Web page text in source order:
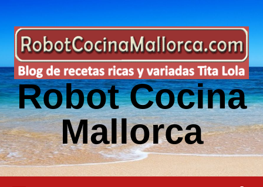
contenido
Robot Cocina
Mallorca